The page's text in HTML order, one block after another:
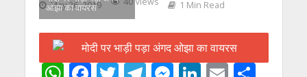
May 26, 2019 1 Min Read
ओझा का वायरस